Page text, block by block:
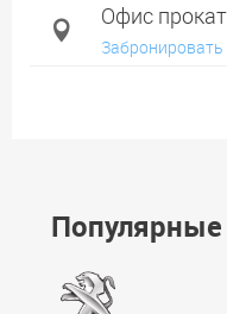
Офис
Забронировать